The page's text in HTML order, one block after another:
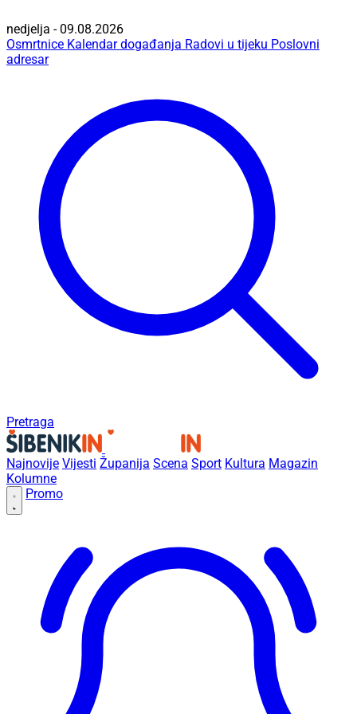
nedjelja - 09.08.2026
Osmrtnice Kalendar događanja Radovi u tijeku Poslovni
adresar
Pretraga
Najnovije Vijesti Županija Scena Sport Kultura Magazin
Kolumne
Promo